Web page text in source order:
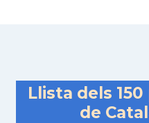
Llista dels 150
de